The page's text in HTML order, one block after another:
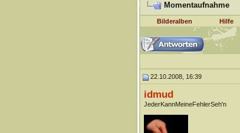
Momentaufnahme
Bilderalben Hilfe
22.10.2008, 16:39
idmud
JederKannMeineFehlerSeh'n